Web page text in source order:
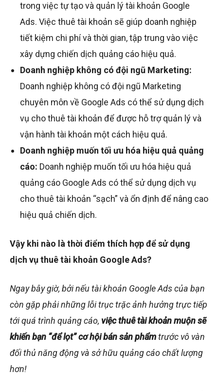
trong việc tự tạo và quản lý tài khoản Google
Ads. Việc thuê tài khoản sẽ giúp doanh nghiệp
tiết kiệm chi phí và thời gian, tập trung vào việc
xây dựng chiến dịch quảng cáo hiệu quả.
Doanh nghiệp không có đội ngũ Marketing:
Doanh nghiệp không có đội ngũ Marketing
chuyên môn về Google Ads có thể sử dụng dịch
vụ cho thuê tài khoản để được hỗ trợ quản lý và
vận hành tài khoản một cách hiệu quả.
Doanh nghiệp muốn tối ưu hóa hiệu quả quảng
cáo: Doanh nghiệp muốn tối ưu hóa hiệu quả
quảng cáo Google Ads có thể sử dụng dịch vụ
cho thuê tài khoản “sạch” và ổn định để nâng cao
hiệu quả chiến dịch.
Vậy khi nào là thời điểm thích hợp để sử dụng
dịch vụ thuê tài khoản Google Ads?
Ngay bây giờ, bởi nếu tài khoản Google Ads của bạn
còn gặp phải những lỗi trục trặc ảnh hưởng trực tiếp
tới quá trình quảng cáo, việc thuê tài khoản muộn sẽ
khiến bạn “để lọt” cơ hội bán sản phẩmtrước vô vàn
đối thủ năng động và sở hữu quảng cáo chất lượng
hơn!